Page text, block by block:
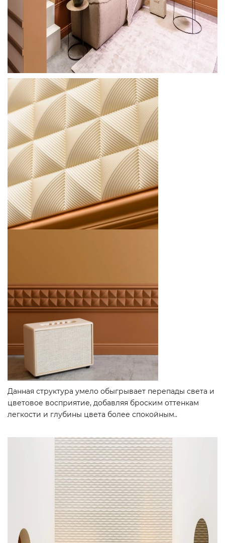
Данная структура умело обыгрывает перепады света и
цветовое восприятие, добавляя броским оттенкам
легкости и глубины цвета более спокойным..